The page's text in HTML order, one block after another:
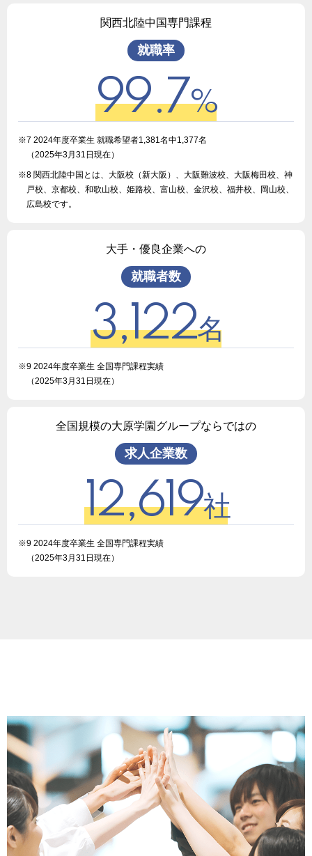
関西北陸中国専門課程
就職率
99.7%
※7 2024年度卒業生 就職希望者1,381名中1,377名
（2025年3月31日現在）
※8 関西北陸中国とは、大阪校（新大阪）、大阪難波校、大阪梅田校、神
戸校、京都校、和歌山校、姫路校、富山校、金沢校、福井校、岡山校、
広島校です。
大手・優良企業への
就職者数
3,122名
※9 2024年度卒業生 全国専門課程実績
（2025年3月31日現在）
全国規模の大原学園グループならではの
求人企業数
12,619社
※9 2024年度卒業生 全国専門課程実績
（2025年3月31日現在）